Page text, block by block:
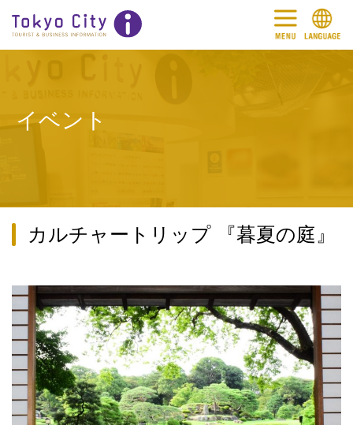
イベント
カルチャートリップ 『暮夏の庭』